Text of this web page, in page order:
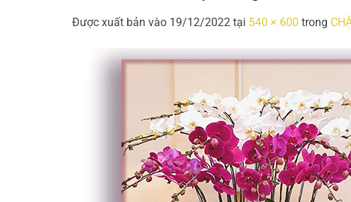
Được xuất bản vào 19/12/2022 tại 540 × 600 trong